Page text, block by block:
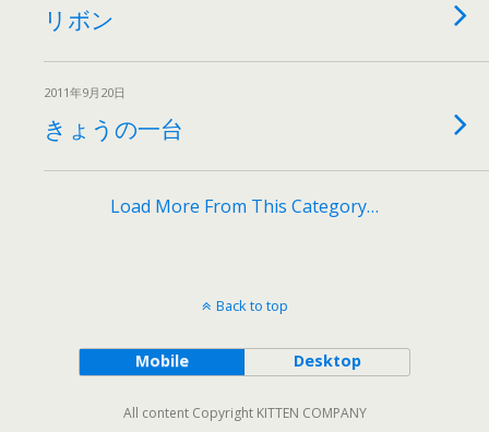
リボン
2011年9月20日
きょうの一台
Load More From This Category…
Back to top
Mobile Desktop
All content Copyright KITTEN COMPANY